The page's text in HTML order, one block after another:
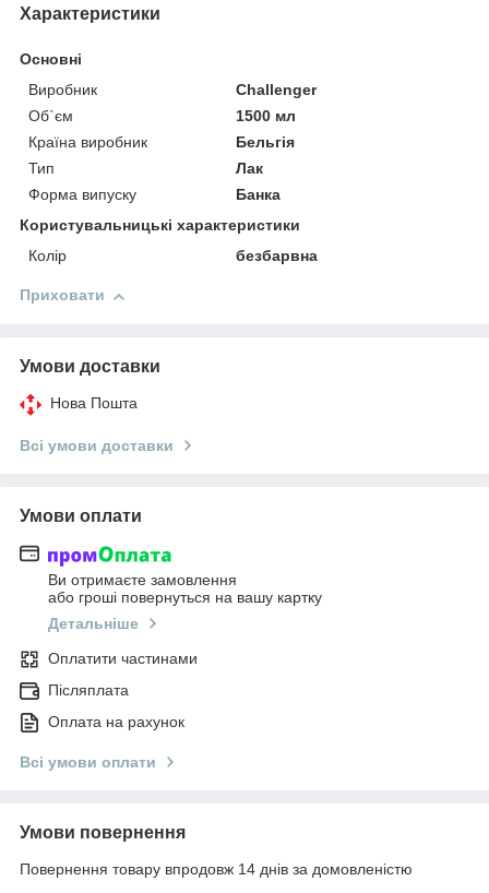
Характеристики
Основні
Виробник
Challenger
Об`єм
1500 мл
Країна виробник
Бельгія
Тип
Лак
Форма випуску
Банка
Користувальницькі характеристики
Колір
безбарвна
Приховати
Умови доставки
Нова Пошта
Всі умови доставки
Умови оплати
Ви отримаєте замовлення
або гроші повернуться на вашу картку
Детальніше
Оплатити частинами
Післяплата
Оплата на рахунок
Всі умови оплати
Умови повернення
Повернення товару впродовж 14 днів за домовленістю